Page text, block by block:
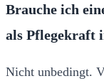
Brauche ich
als Pflegekraft
Nicht unbedingt.